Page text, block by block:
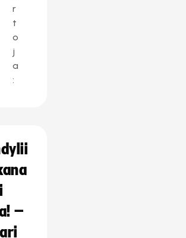
r
t
o
j
a
:
–